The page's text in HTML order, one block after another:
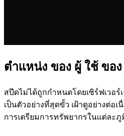
ตําแหน่ง ของ ผู้ ใช้ ข
สปีดไม่ได้ถูกกําหนดโดยเซิร์ฟเว
เป็นตัวอย่างที่สุดขั้ว เฝ้าดูอย่างต่อเ
การเตรียมการทรัพยากรในแต่ละ